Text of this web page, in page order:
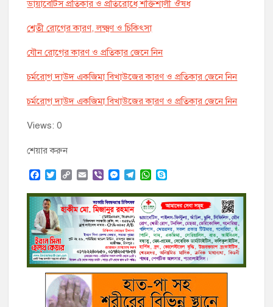
ডায়াবেটিস প্রতিকার ও প্রতিরোধে শক্তিশালী ঔষধ
শ্বেতী রোগের কারণ, লক্ষ্মণ ও চিকিৎসা
যৌন রোগের কারণ ও প্রতিকার জেনে নিন
চর্মরোগ দাউদ একজিমা বিখাউজের কারণ ও প্রতিকার জেনে নিন
চর্মরোগ দাউদ একজিমা বিখাউজের কারণ ও প্রতিকার জেনে নিন
Views: 0
শেয়ার করুন
F
c
e
b
o
o
k
T
i
t
t
e
r
C
p
y
i
n
k
E
a
i
l
V
b
e
r
M
s
s
e
n
g
e
r
T
l
e
g
a
m
W
a
t
s
A
p
p
y
p
e